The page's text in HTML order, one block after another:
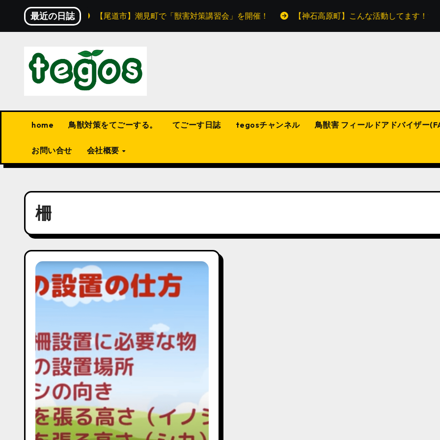
を
最近の日誌
みをご紹介！ 【尾道市】潮見町で「獣害対策講習会」を開催！ 【神石高原町】こんな活動してます！tegos
home 鳥獣対策をてごーする。 てごーす日誌 tegosチャンネル 鳥獣害 フィールドアドバイザー
お問い合せ 会社概要
柵